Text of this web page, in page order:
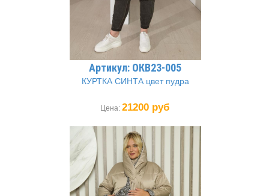
Артикул: ОКВ23-005
КУРТКА СИНТА цвет пудра
Цена: 21200 руб